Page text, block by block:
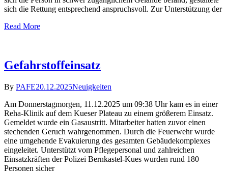
sich die Rettung entsprechend anspruchsvoll. Zur Unterstützung der
Read More
Gefahrstoffeinsatz
By PAFE20.12.2025Neuigkeiten
Am Donnerstagmorgen, 11.12.2025 um 09:38 Uhr kam es in einer
Reha-Klinik auf dem Kueser Plateau zu einem größerem Einsatz.
Gemeldet wurde ein Gasaustritt. Mitarbeiter hatten zuvor einen
stechenden Geruch wahrgenommen. Durch die Feuerwehr wurde
eine umgehende Evakuierung des gesamten Gebäudekomplexes
eingeleitet. Unterstützt vom Pflegepersonal und zahlreichen
Einsatzkräften der Polizei Bernkastel-Kues wurden rund 180
Personen sicher